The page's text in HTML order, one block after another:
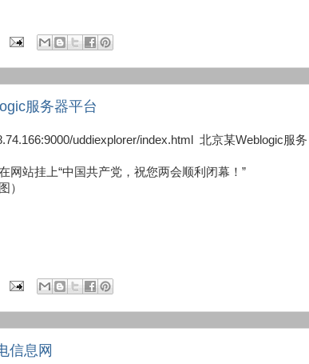
服务器平台
uddiexplorer/index.html 北京某Weblogic服务
网站挂上“中国共产党，祝您两会顺利闭幕！”
）
信息网